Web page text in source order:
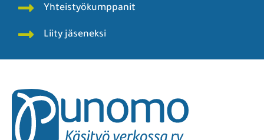
Yhteistyökumppanit
Liity jäseneksi